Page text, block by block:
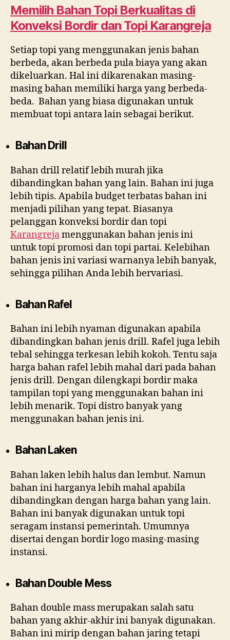
Memilih Bahan Topi Berkualitas di
Konveksi Bordir dan Topi Karangreja
Setiap topi yang menggunakan jenis bahan
berbeda, akan berbeda pula biaya yang akan
dikeluarkan. Hal ini dikarenakan masing-
masing bahan memiliki harga yang berbeda-
beda. Bahan yang biasa digunakan untuk
membuat topi antara lain sebagai berikut.
Bahan Drill
Bahan drill relatif lebih murah jika
dibandingkan bahan yang lain. Bahan ini juga
lebih tipis. Apabila budget terbatas bahan ini
menjadi pilihan yang tepat. Biasanya
pelanggan konveksi bordir dan topi
Karangrejamenggunakan bahan jenis ini
untuk topi promosi dan topi partai. Kelebihan
bahan jenis ini variasi warnanya lebih banyak,
sehingga pilihan Anda lebih bervariasi.
Bahan Rafel
Bahan ini lebih nyaman digunakan apabila
dibandingkan bahan jenis drill. Rafel juga lebih
tebal sehingga terkesan lebih kokoh. Tentu saja
harga bahan rafel lebih mahal dari pada bahan
jenis drill. Dengan dilengkapi bordir maka
tampilan topi yang menggunakan bahan ini
lebih menarik. Topi distro banyak yang
menggunakan bahan jenis ini.
Bahan Laken
Bahan laken lebih halus dan lembut. Namun
bahan ini harganya lebih mahal apabila
dibandingkan dengan harga bahan yang lain.
Bahan ini banyak digunakan untuk topi
seragam instansi pemerintah. Umumnya
disertai dengan bordir logo masing-masing
instansi.
Bahan Double Mess
Bahan double mass merupakan salah satu
bahan yang akhir-akhir ini banyak digunakan.
Bahan ini mirip dengan bahan jaring tetapi